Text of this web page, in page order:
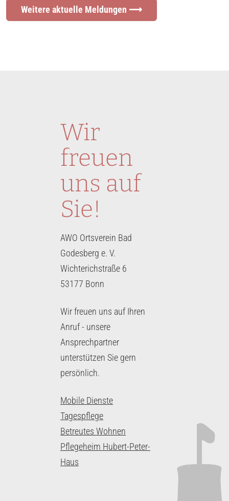
Weitere aktuelle Meldungen ⟶
Wir
freuen
uns auf
Sie!
AWO Ortsverein Bad
Godesberg e. V.
Wichterichstraße 6
53177 Bonn
Wir freuen uns auf Ihren
Anruf - unsere
Ansprechpartner
unterstützen Sie gern
persönlich.
Mobile Dienste
Tagespflege
Betreutes Wohnen
Pflegeheim Hubert-Peter-
Haus